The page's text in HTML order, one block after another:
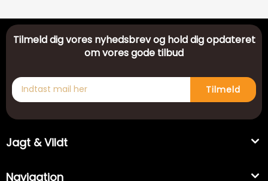
Tilmeld dig vores nyhedsbrev og hold dig opdateret
om vores gode tilbud
Tilmeld
Jagt & Vildt
Navigation